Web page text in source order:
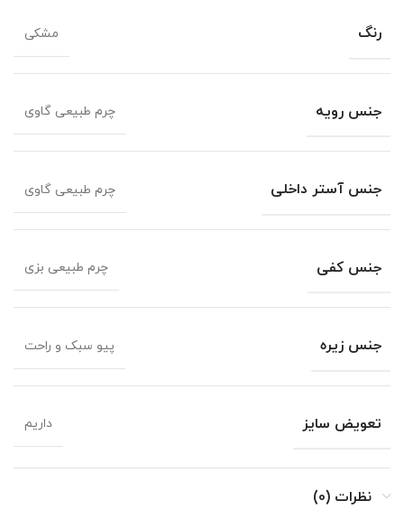
رنگ مشکی
جنس رویه چرم طبیعی گاوی
جنس آستر داخلی چرم طبیعی گاوی
جنس کفی چرم طبیعی بزی
جنس زیره پیو سبک و راحت
تعویض سایز داریم
نظرات (0)